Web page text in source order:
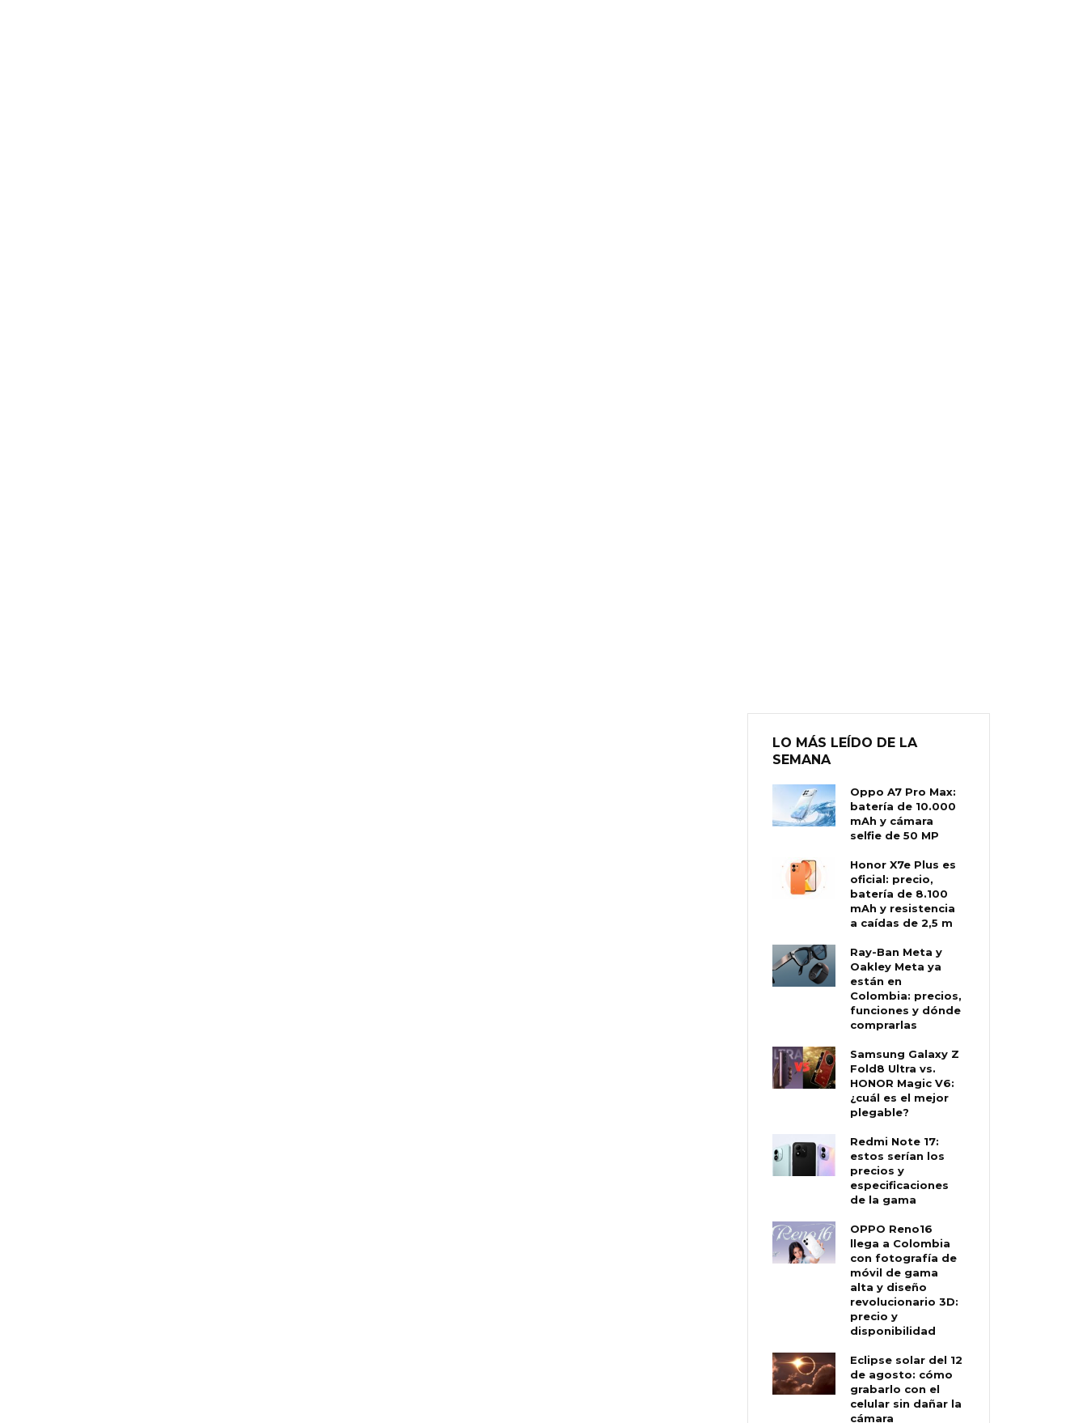
LO MÁS LEÍDO DE LA
SEMANA
Oppo A7 Pro Max:
batería de 10.000
mAh y cámara
selfie de 50 MP
Honor X7e Plus es
oficial: precio,
batería de 8.100
mAh y resistencia
a caídas de 2,5 m
Ray-Ban Meta y
Oakley Meta ya
están en
Colombia: precios,
funciones y dónde
comprarlas
Samsung Galaxy Z
Fold8 Ultra vs.
HONOR Magic V6:
¿cuál es el mejor
plegable?
Redmi Note 17:
estos serían los
precios y
especificaciones
de la gama
OPPO Reno16
llega a Colombia
con fotografía de
móvil de gama
alta y diseño
revolucionario 3D:
precio y
disponibilidad
Eclipse solar del 12
de agosto: cómo
grabarlo con el
celular sin dañar la
cámara